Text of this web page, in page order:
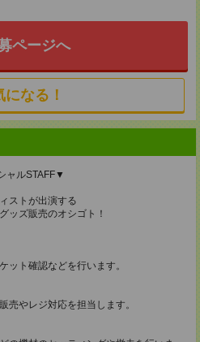
ページへ
になる！
ャルSTAFF▼
ストが出演する
ッズ販売のオシゴト！
ット確認などを行います。
売やレジ対応を担当します。